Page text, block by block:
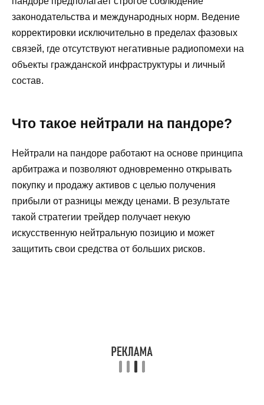
законодательства и международных норм. Ведение
корректировки исключительно в пределах фазовых
связей, где отсутствуют негативные радиопомехи на
объекты гражданской инфраструктуры и личный
состав.
Что такое нейтрали на пандоре?
Нейтрали на пандоре работают на основе принципа
арбитража и позволяют одновременно открывать
покупку и продажу активов с целью получения
прибыли от разницы между ценами. В результате
такой стратегии трейдер получает некую
искусственную нейтральную позицию и может
защитить свои средства от больших рисков.